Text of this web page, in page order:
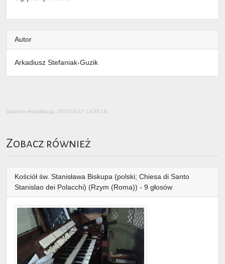
Autor
Arkadiusz Stefaniak-Guzik
Ostatnia modyfikacja: 2025-04-17 14:35:19
Zobacz również
Kościół św. Stanisława Biskupa (polski; Chiesa di Santo
Stanislao dei Polacchi) (Rzym (Roma)) - 9 głosów